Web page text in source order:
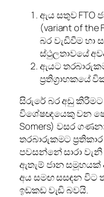
ඇය සතුව FTO
(variant of the
බර වැඩිවීම හා
ස්ථුලතාවයේ
ඇයට
ප්‍රතිග්‍රාහකයේ
සිරුරේ බර අඩු
විශේෂඥයෙකු වන
Somers) වසර
තරබාරුකමට
පවසන්නේ සාරා
ඇතැම් ජාන
අය සමඟ සසඳන විට
ඉඩකඩ වැඩි බවයි.